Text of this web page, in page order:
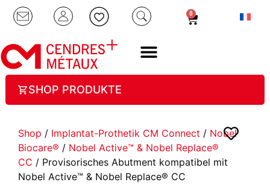
0
SHOP PRODUKTE
Shop / Implantat-Prothetik CM Connect / Nobel
Biocare® / Nobel Active™ & Nobel Replace®
CC / Provisorisches Abutment kompatibel mit
Nobel Active™ & Nobel Replace® CC